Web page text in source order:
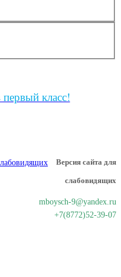
класс!
Версия сайта для
слабовидящих
mboysch-9@yandex.ru
+7(8772)52-39-07